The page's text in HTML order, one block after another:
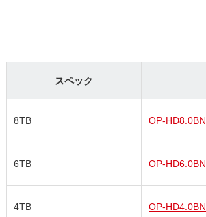
スペック
8TB OP-HD8.0BN
6TB OP-HD6.0BN
4TB OP-HD4.0BN